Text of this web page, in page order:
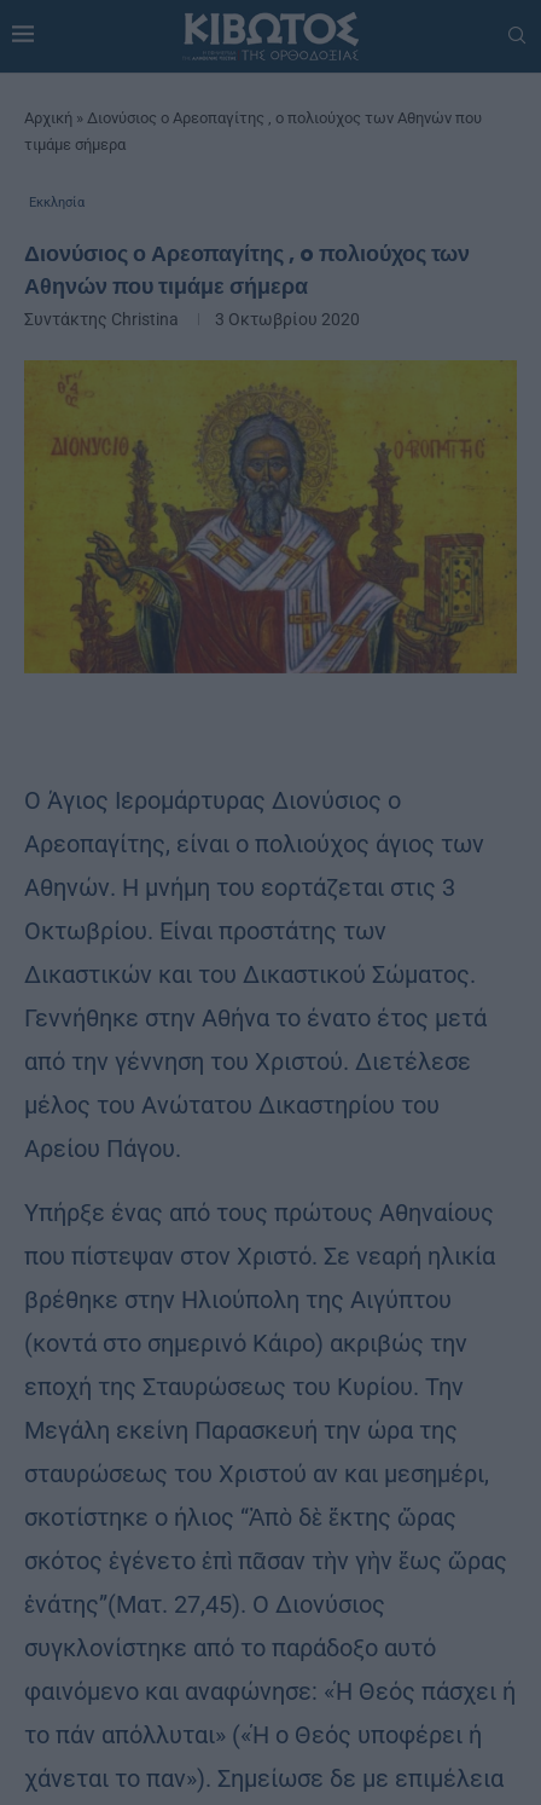
Αρχική » Διονύσιος ο Αρεοπαγίτης , o πολιούχος των Αθηνών που
τιμάμε σήμερα
Εκκλησία
Διονύσιος ο Αρεοπαγίτης , o πολιούχος των
Αθηνών που τιμάμε σήμερα
Συντάκτης Christina 3 Οκτωβρίου 2020
Ο Άγιος Ιερομάρτυρας Διονύσιος ο
Αρεοπαγίτης, είναι ο πολιούχος άγιος των
Αθηνών. Η μνήμη του εορτάζεται στις 3
Οκτωβρίου. Είναι προστάτης των
Δικαστικών και του Δικαστικού Σώματος.
Γεννήθηκε στην Αθήνα το ένατο έτος μετά
από την γέννηση του Χριστού. Διετέλεσε
μέλος του Ανώτατου Δικαστηρίου του
Αρείου Πάγου.
Υπήρξε ένας από τους πρώτους Αθηναίους
που πίστεψαν στον Χριστό. Σε νεαρή ηλικία
βρέθηκε στην Ηλιούπολη της Αιγύπτου
(κοντά στο σημερινό Κάιρο) ακριβώς την
εποχή της Σταυρώσεως του Κυρίου. Την
Μεγάλη εκείνη Παρασκευή την ώρα της
σταυρώσεως του Χριστού αν και μεσημέρι,
σκοτίστηκε ο ήλιος “Ἀπὸ δὲ ἕκτης ὥρας
σκότος ἐγένετο ἐπὶ πᾶσαν τὴν γὴν ἕως ὥρας
ἐνάτης”(Ματ. 27,45). Ο Διονύσιος
συγκλονίστηκε από το παράδοξο αυτό
φαινόμενο και αναφώνησε: «Ή Θεός πάσχει ή
το πάν απόλλυται» («Ή ο Θεός υποφέρει ή
χάνεται το παν»). Σημείωσε δε με επιμέλεια